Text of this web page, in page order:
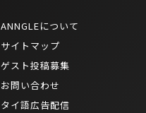
ANNGLEについて
サイトマップ
ゲスト投稿募集
お問い合わせ
タイ語広告配信